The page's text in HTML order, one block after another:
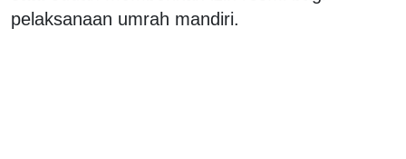
pelaksanaan umrah mandiri.